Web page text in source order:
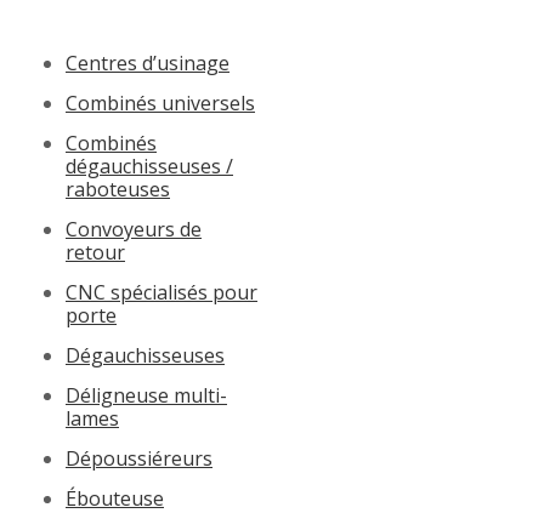
Centres d’usinage
Combinés universels
Combinés
dégauchisseuses /
raboteuses
Convoyeurs de
retour
CNC spécialisés pour
porte
Dégauchisseuses
Déligneuse multi-
lames
Dépoussiéreurs
Ébouteuse